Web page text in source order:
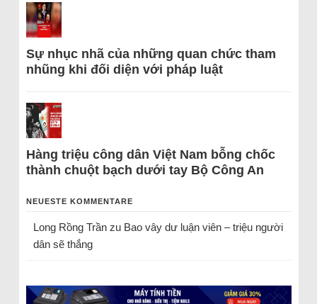
Sự nhục nhã của những quan chức tham
nhũng khi đối diện với pháp luật
Hàng triệu công dân Việt Nam bỗng chốc
thành chuột bạch dưới tay Bộ Công An
NEUESTE KOMMENTARE
Long Rồng Trầnzu Bao vây dư luận viên – triệu người
dân sẽ thắng